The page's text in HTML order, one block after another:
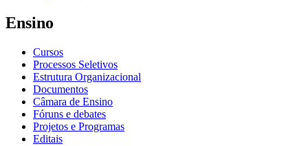
Ensino
Cursos
Processos Seletivos
Estrutura Organizacional
Documentos
Câmara de Ensino
Fóruns e debates
Projetos e Programas
Editais